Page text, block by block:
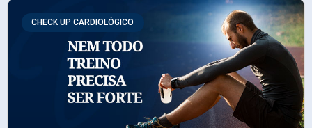
CHECK UP CARDIOLÓGICO